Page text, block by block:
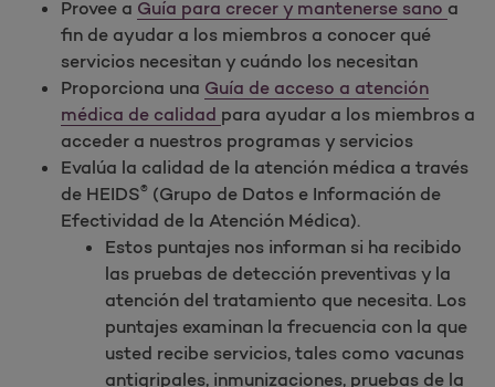
Provee a Guía para crecer y mantenerse sano a
fin de ayudar a los miembros a conocer qué
servicios necesitan y cuándo los necesitan
Proporciona una Guía de acceso a atención
médica de calidad para ayudar a los miembros a
acceder a nuestros programas y servicios
Evalúa la calidad de la atención médica a través
de HEIDS® (Grupo de Datos e Información de
Efectividad de la Atención Médica).
Estos puntajes nos informan si ha recibido
las pruebas de detección preventivas y la
atención del tratamiento que necesita. Los
puntajes examinan la frecuencia con la que
usted recibe servicios, tales como vacunas
antigripales, inmunizaciones, pruebas de la